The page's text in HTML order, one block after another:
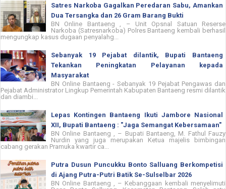
Satres Narkoba Gagalkan Peredaran Sabu, Amankan
Dua Tersangka dan 26 Gram Barang Bukti
BN Online Bantaeng , – Unit Opsnal Satuan Reserse
Narkoba (Satresnarkoba) Polres Bantaeng kembali berhasil
mengungkap kasus dugaan penyalahg...
Sebanyak 19 Pejabat dilantik, Bupati Bantaeng
Tekankan Peningkatan Pelayanan kepada
Masyarakat
BN Online Bantaeng - Sebanyak 19 Pejabat Pengawas dan
Pejabat Administrator Lingkup Pemerintah Kabupaten Bantaeng resmi dilantik
dan diambi...
Lepas Kontingen Bantaeng Ikuti Jambore Nasional
XII, Bupati Bantaeng : "Jaga Semangat Kebersamaan"
BN Online Bantaeng , – Bupati Bantaeng, M. Fathul Fauzy
Nurdin yang juga merupakan Ketua majelis bimbingan
cabang gerakan Pramuka kwartir ca...
Putra Dusun Puncukku Bonto Salluang Berkompetisi
di Ajang Putra-Putri Batik Se-Sulselbar 2026
BN Online Bantaeng , – Kebanggaan kembali menyelimuti